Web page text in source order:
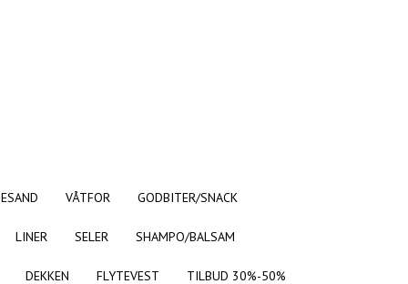
VÅTFOR GODBITER/SNACK
LINER SELER SHAMPO/BALSAM
DEKKEN FLYTEVEST TILBUD 30%-50%